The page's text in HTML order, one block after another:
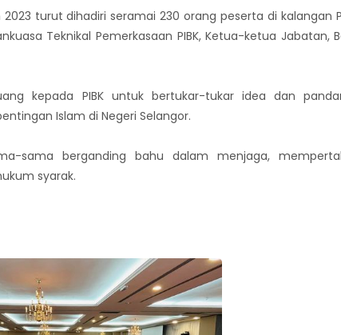
turut dihadiri seramai 230 orang peserta di kalangan
Teknikal Pemerkasaan PIBK, Ketua-ketua Jabatan,
kepada PIBK untuk bertukar-tukar idea dan
Islam di Negeri Selangor.
sama berganding bahu dalam menjaga,
syarak.